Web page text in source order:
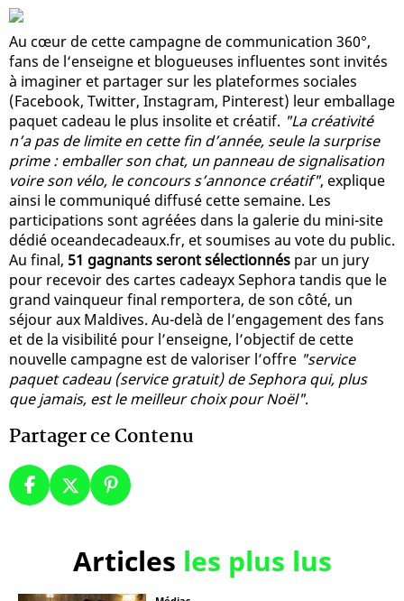
Au cœur de cette campagne de communication 360°,
fans de l‘enseigne et blogueuses influentes sont invités
à imaginer et partager sur les plateformes sociales
(Facebook, Twitter, Instagram, Pinterest) leur emballage
paquet cadeau le plus insolite et créatif. "La créativité
n’a pas de limite en cette fin d’année, seule la surprise
prime : emballer son chat, un panneau de signalisation
voire son vélo, le concours s’annonce créatif", explique
ainsi le communiqué diffusé cette semaine. Les
participations sont agréées dans la galerie du mini-site
dédié oceandecadeaux.fr, et soumises au vote du public.
Au final, 51 gagnants seront sélectionnés par un jury
pour recevoir des cartes cadeayx Sephora tandis que le
grand vainqueur final remportera, de son côté, un
séjour aux Maldives. Au-delà de l’engagement des fans
et de la visibilité pour l’enseigne, l’objectif de cette
nouvelle campagne est de valoriser l’offre "service
paquet cadeau (service gratuit) de Sephora qui, plus
que jamais, est le meilleur choix pour Noël".
Partager ce Contenu
Articles les plus lus